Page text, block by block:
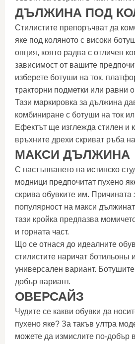
ДЪЛЖИНА ПОД
Стилистите препоръчват да
яке под коляното с високи
опция, която радва с отличен
зависимост от вашите
изберете ботуши на ток,
тракторни подметки или равни
Тази маркировка за дължина
комбиниране с ботуши на ток
Ефектът ще изглежда стилен и
връхните дрехи скриват ръба
МАКСИ ДЪЛЖИНА
С настъпването на истинско
модници предпочитат пухено
скрива обувките им. Причината
популярност на макси
тази кройка предпазва
и горната част.
Що се отнася до идеалните
стилистите наричат ​​ботильоны
универсален вариант.
добър вариант.
ОВЕРСАЙЗ
Чудите се какви обувки да
пухено яке? За такъв ултра
можете да измислите по-добър